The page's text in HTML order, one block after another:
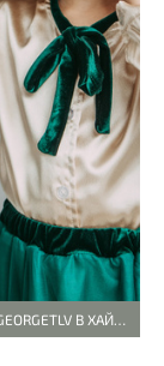
НОВОГОДНЯЯ СЕМЕЙНАЯ ФОТОСЕССИЯ В СТУДИИ GEORGETLV В ХАЙФЕ